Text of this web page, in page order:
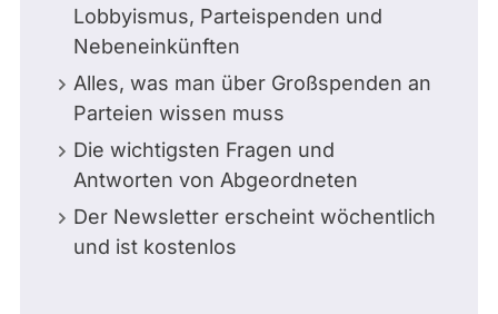
Lobbyismus, Parteispenden und
Nebeneinkünften
Alles, was man über Großspenden an
Parteien wissen muss
Die wichtigsten Fragen und
Antworten von Abgeordneten
Der Newsletter erscheint wöchentlich
und ist kostenlos